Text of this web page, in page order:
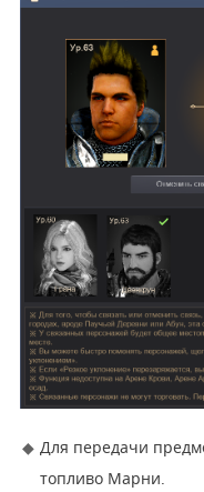
Для передачи
топливо Марни.